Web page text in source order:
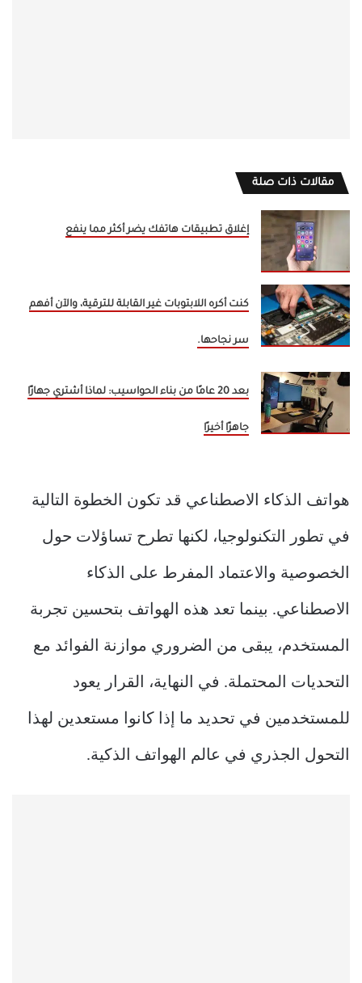
مقالات ذات صلة
إغلاق تطبيقات هاتفك يضر أكثر مما ينفع
كنت أكره اللابتوبات غير القابلة للترقية، والآن أفهم
سر نجاحها.
بعد 20 عامًا من بناء الحواسيب: لماذا أشتري جهازًا
جاهزًا أخيرًا
هواتف الذكاء الاصطناعي قد تكون الخطوة التالية
في تطور التكنولوجيا، لكنها تطرح تساؤلات حول
الخصوصية والاعتماد المفرط على الذكاء
الاصطناعي. بينما تعد هذه الهواتف بتحسين تجربة
المستخدم، يبقى من الضروري موازنة الفوائد مع
التحديات المحتملة. في النهاية، القرار يعود
للمستخدمين في تحديد ما إذا كانوا مستعدين لهذا
التحول الجذري في عالم الهواتف الذكية.